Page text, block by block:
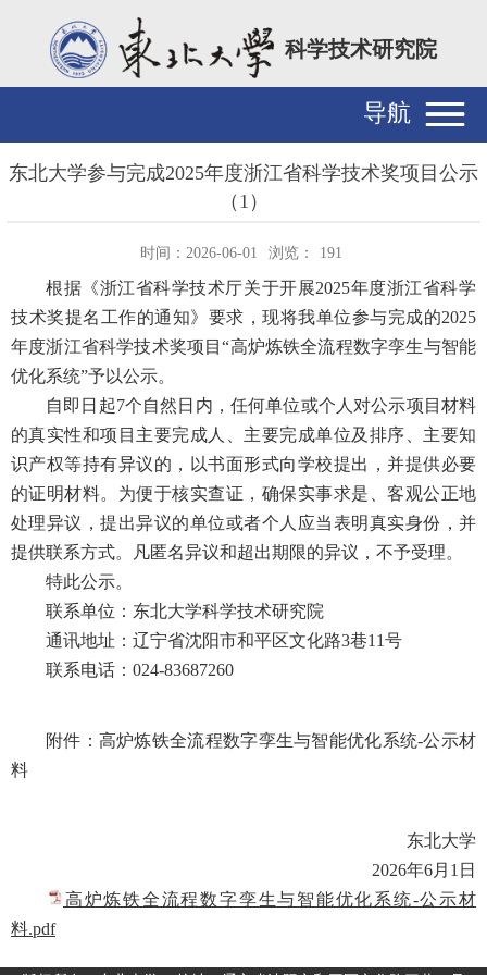
科学技术研究院
导航
东北大学参与完成2025年度浙江省科学技术奖项目公示
（1）
时间：2026-06-01 浏览： 191
根据《浙江省科学技术厅关于开展2025年度浙江省科学
技术奖提名工作的通知》要求，现将我单位参与完成的2025
年度浙江省科学技术奖项目“高炉炼铁全流程数字孪生与智能
优化系统”予以公示。
自即日起7个自然日内，任何单位或个人对公示项目材料
的真实性和项目主要完成人、主要完成单位及排序、主要知
识产权等持有异议的，以书面形式向学校提出，并提供必要
的证明材料。为便于核实查证，确保实事求是、客观公正地
处理异议，提出异议的单位或者个人应当表明真实身份，并
提供联系方式。凡匿名异议和超出期限的异议，不予受理。
特此公示。
联系单位：东北大学科学技术研究院
通讯地址：辽宁省沈阳市和平区文化路3巷11号
联系电话：024-83687260
附件：高炉炼铁全流程数字孪生与智能优化系统-公示材
料
东北大学
2026年6月1日
高炉炼铁全流程数字孪生与智能优化系统-公示材
料.pdf